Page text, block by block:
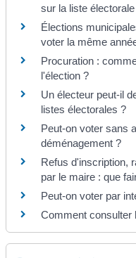
sur la liste
Élections
voter la même
Procuration :
l'élection ?
Un électeur peut-il
listes électorales ?
Peut-on voter sans
déménagement ?
Refus d'inscription,
par le maire : que
Peut-on voter par
Comment consulter